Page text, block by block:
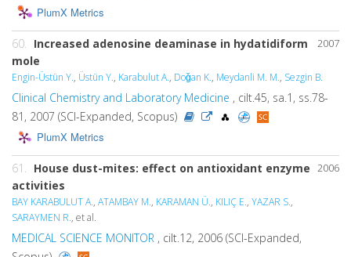
PlumX Metrics
2007
60.
Increased adenosine deaminase in hydatidiform
mole
Engin-Üstün Y., Üstün Y., Karabulut A., Doǧan K., Meydanli M. M., Sezgin B.
Clinical Chemistry and Laboratory Medicine , cilt.45, sa.1, ss.78-
81, 2007 (SCI-Expanded, Scopus)
PlumX Metrics
2006
61.
House dust-mites: effect on antioxidant enzyme
activities
BAY KARABULUT A., ATAMBAY M., KARAMAN Ü., KILIÇ E., YAZAR S.,
SARAYMEN R., et al.
MEDICAL SCIENCE MONITOR , cilt.12, 2006 (SCI-Expanded,